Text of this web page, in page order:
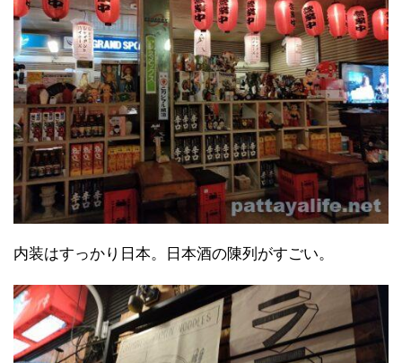
内装はすっかり日本。日本酒の陳列がすごい。